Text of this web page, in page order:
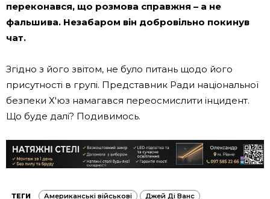
переконався, що розмова справжня – а не
фальшива. Незабаром він добровільно покинув
чат.
Згідно з його звітом, не було питань щодо його
присутності в групі. Представник Ради національної
безпеки Х'юз намагався переосмислити інцидент.
Що буде далі? Подивимось.
ТЕГИ Американські військові
Джей Ді Ванс